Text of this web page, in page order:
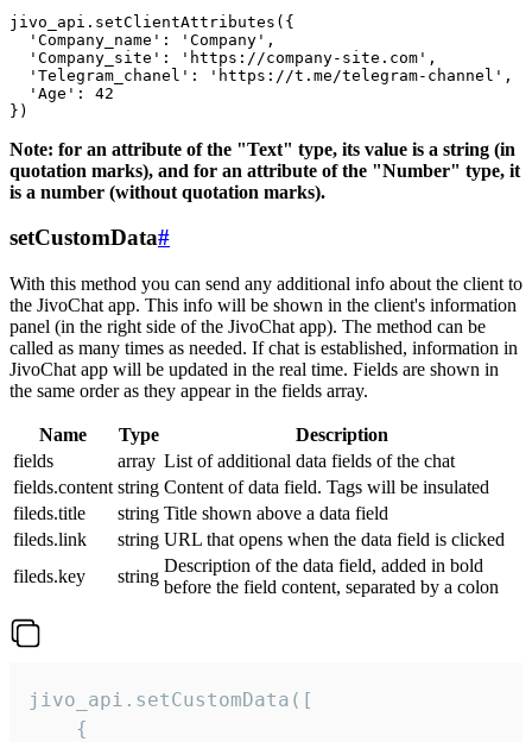
jivo_api.setClientAttributes({
  'Company_name': 'Company',
  'Company_site': 'https://company-site.com',
  'Telegram_chanel': 'https://t.me/telegram-channel',
  'Age': 42
Note: for an attribute of the "Text" type, its value is a string (in
quotation marks), and for an attribute of the "Number" type, it
is a number (without quotation marks).
setCustomData#
With this method you can send any additional info about the client to
the JivoChat app. This info will be shown in the client's information
panel (in the right side of the JivoChat app). The method can be
called as many times as needed. If chat is established, information in
JivoChat app will be updated in the real time. Fields are shown in
the same order as they appear in the fields array.
Name Type
Description
fields
array List of additional data fields of the chat
fields.content string Content of data field. Tags will be insulated
fileds.title
string Title shown above a data field
fileds.link
string URL that opens when the data field is clicked
fileds.key
string
Description of the data field, added in bold
before the field content, separated by a colon
jivo_api.setCustomData([
    {